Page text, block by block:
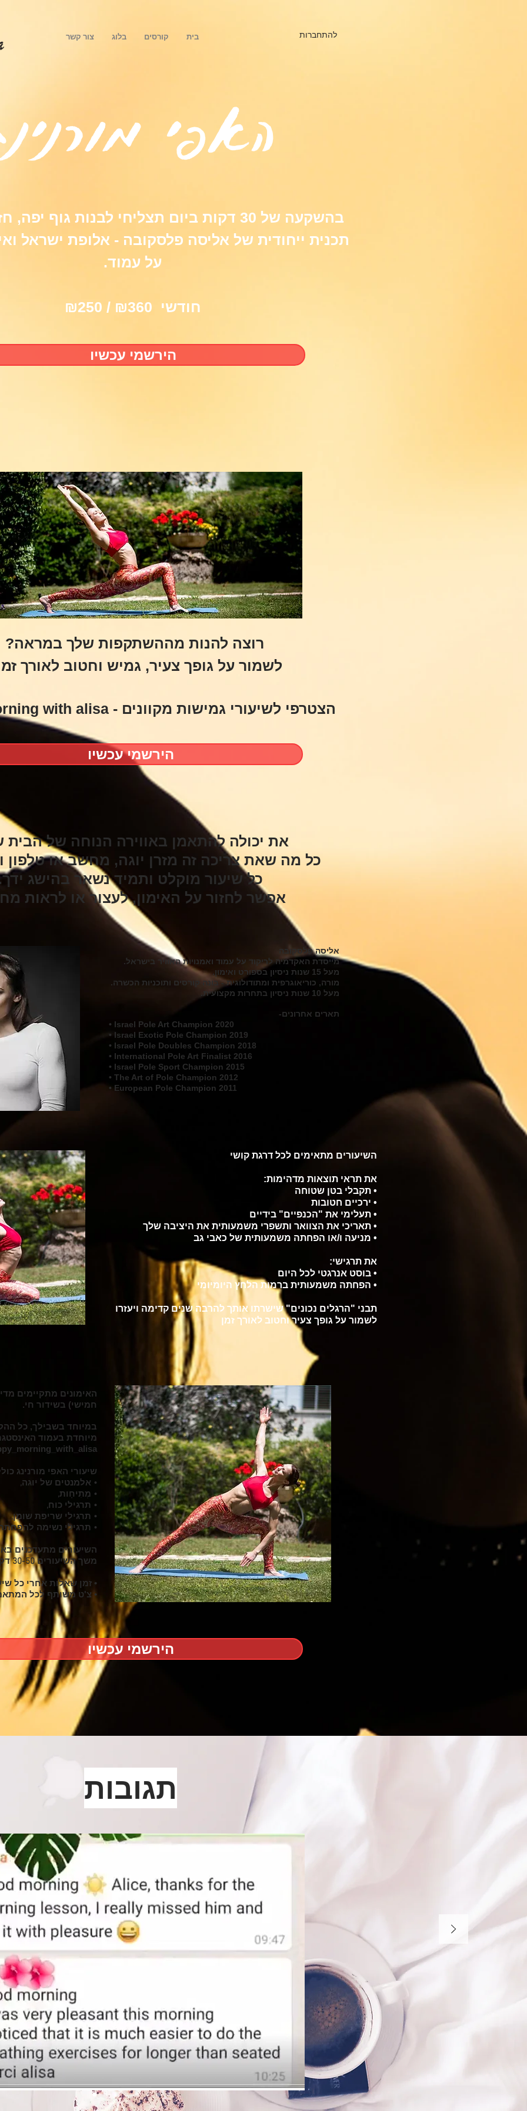
בית קורסים בלוג צור קשר להתחברות
האפי
בהשקעה של 30 דקות ביום תצליחי לבנות גוף
תכנית ייחודית של אליסה פלסקובה - אלופת ישראל
על עמוד.
חודשי ₪360 / ₪250
הירשמי עכשיו
רוצה להנות מההשתקפות שלך במראה?
לשמור על גופך צעיר, גמיש וחטוב לאורך
הצטרפי לשיעורי גמישות מקוונים - happy morning with alisa
הירשמי עכשיו
את יכולה להתאמן באווירה הנוחה של הבית
כל מה שאת צריכה זה מזרן יוגה, מחשב או טלפון
כל שיעור מוקלט ותמיד נשאר בהישג
אפשר לחזור על האימון, לעצור או לראות
אליסה פלסקובה
מייסדת האקדמיה לריקוד על עמוד ואמנויות האוויר בישראל.
מעל 15 שנות ניסיון בספורט ואימון.
מורה, כוריאוגרפית ומתודולוגית - בונה קורסים ותוכניות הכשרה.
מעל 10 שנות ניסיון בתחרות מקצועית.
תארים אחרונים-
• ​ Israel Pole Art Champion 2020
• Israel Exotic Pole Champion 2019
• Israel Pole Doubles Champion 2018
• International Pole Art Finalist 2016
• Israel Pole Sport Champion 2015
• The Art of Pole Champion 2012
• European Pole Champion 2011
השיעורים מתאימים לכל דרגת קושי
את תראי תוצאות מדהימות:
• תקבלי בטן שטוחה
• ירכיים חטובות
• תעלימי את "הכנפיים" בידיים
• תאריכי את הצוואר ותשפרי משמעותית את היציבה שלך
• מניעה ו/או הפחתה משמעותית של כאבי גב
את תרגישי:
• בוסט אנרגטי לכל היום
• הפחתה משמעותית ברמות הלחץ היומיומי
תבני "הרגלים נכונים" שישרתו אותך להרבה שנים קדימה ויעזרו
לשמור על גופך צעיר וחטוב לאורך זמן
חמישי) בשידור חי.
במיוחד בשבילך, כל
מיוחדת בעמוד
שיעורי האפי מורנינג
• אלמנטים של יוגה,
• מְתִיחָות,
• תרגילי כוח,
• תרגילי שריפת שומן,
• תרגילי נשימה
השיעורים מתעדכנים
משך השיעורים 30-50 דקות.
• זמן שאלות אחרי כל
• צ'ט משותף לכל
הירשמי עכשיו
תגובות